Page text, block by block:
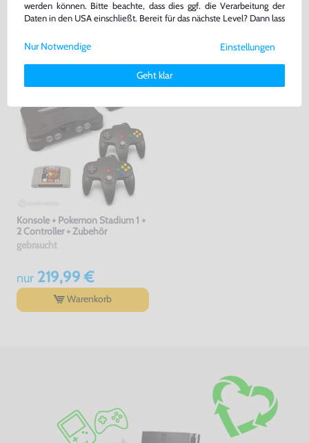
Konsole + Pokemon Stadium 1 +
2 Controller + Zubehör
gebraucht
nur219,99 €
Warenkorb
werden können. Bitte beachte, dass dies ggf. die Verarbeitung der
Daten in den USA einschließt. Bereit für das nächste Level? Dann lass
Weitere Informationen zu den von uns verwendeten Cookies und
Deinen Rechten als Nutzer findest Du in unsererDaten­schutz­
Impressum.
Einstellungen
Geht klar
Nur Notwendige